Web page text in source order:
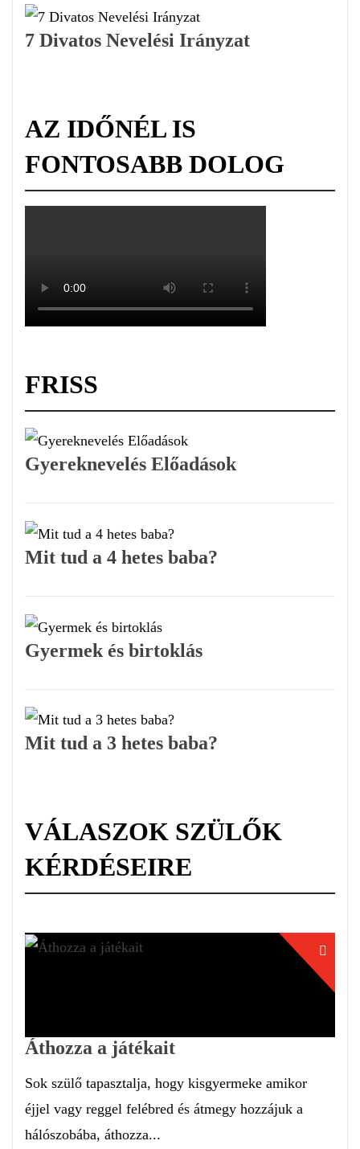
7 Divatos Nevelési Irányzat
AZ IDŐNÉL IS
FONTOSABB DOLOG
FRISS
Gyereknevelés Előadások
Mit tud a 4 hetes baba?
Gyermek és birtoklás
Mit tud a 3 hetes baba?
VÁLASZOK SZÜLŐK
KÉRDÉSEIRE
Áthozza a játékait
Sok szülő tapasztalja, hogy kisgyermeke amikor
éjjel vagy reggel felébred és átmegy hozzájuk a
hálószobába, áthozza...